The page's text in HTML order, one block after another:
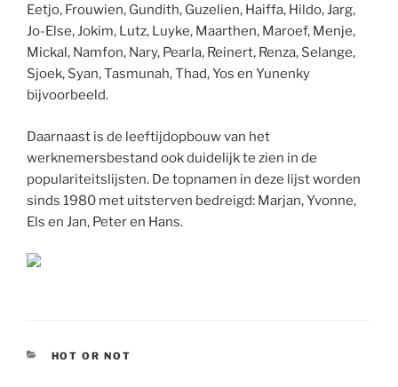
Eetjo, Frouwien, Gundith, Guzelien, Haiffa, Hildo, Jarg,
Jo-Else, Jokim, Lutz, Luyke, Maarthen, Maroef, Menje,
Mickal, Namfon, Nary, Pearla, Reinert, Renza, Selange,
Sjoek, Syan, Tasmunah, Thad, Yos en Yunenky
bijvoorbeeld.
Daarnaast is de leeftijdopbouw van het
werknemersbestand ook duidelijk te zien in de
populariteitslijsten. De topnamen in deze lijst worden
sinds 1980 met uitsterven bedreigd: Marjan, Yvonne,
Els en Jan, Peter en Hans.
CATEGORIEËN
HOT OR NOT